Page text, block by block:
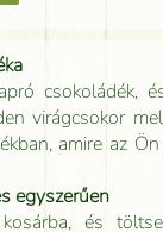
csokoládék,
virágcsokor
amire az
egyszerűen
és